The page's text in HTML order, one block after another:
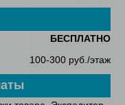
БЕСПЛАТНО
100-300 руб./этаж